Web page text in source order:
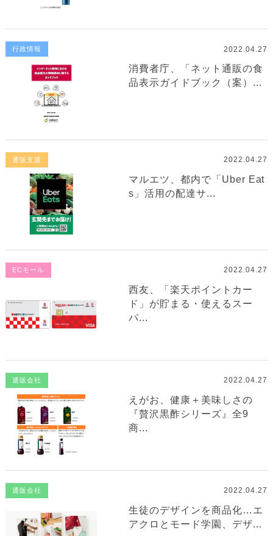
行政情報 2022.04.27
消費者庁、「ネット通販の食
品表示ガイドブック（案）...
通販支援 2022.04.27
マルエツ、都内で「Uber Eat
s」活用の配達サ...
ECモール 2022.04.27
西友、「楽天ポイントカー
ド」が貯まる・使えるスー
パ...
通販会社 2022.04.27
えがお、健康＋美味しさの
『贅沢黒酢シリーズ』全9
商...
通販会社 2022.04.27
生徒のデザインを商品化…エ
アクロとモード学園、デザ...